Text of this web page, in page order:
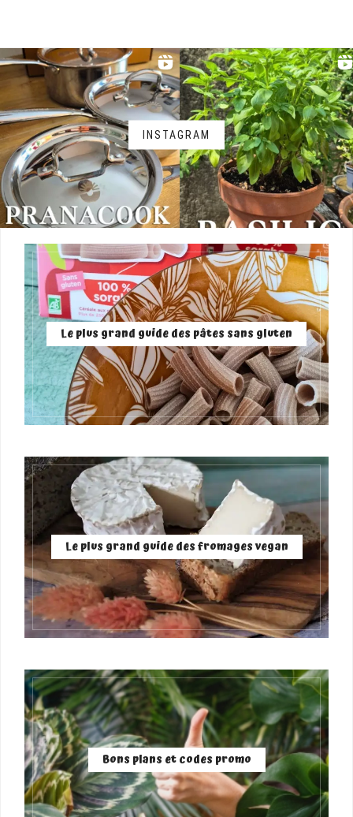
INSTAGRAM
Le plus grand guide des pâtes sans gluten
Le plus grand guide des fromages vegan
Bons plans et codes promo